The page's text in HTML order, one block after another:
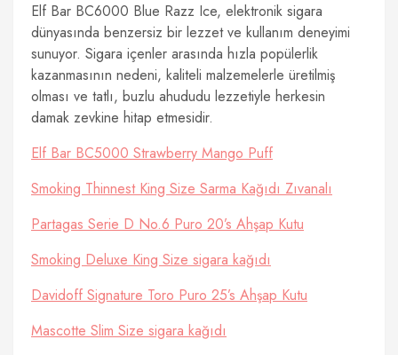
Elf Bar BC6000 Blue Razz Ice, elektronik sigara
dünyasında benzersiz bir lezzet ve kullanım deneyimi
sunuyor. Sigara içenler arasında hızla popülerlik
kazanmasının nedeni, kaliteli malzemelerle üretilmiş
olması ve tatlı, buzlu ahududu lezzetiyle herkesin
damak zevkine hitap etmesidir.
Elf Bar BC5000 Strawberry Mango Puff
Smoking Thinnest King Size Sarma Kağıdı Zıvanalı
Partagas Serie D No.6 Puro 20’s Ahşap Kutu
Smoking Deluxe King Size sigara kağıdı
Davidoff Signature Toro Puro 25’s Ahşap Kutu
Mascotte Slim Size sigara kağıdı